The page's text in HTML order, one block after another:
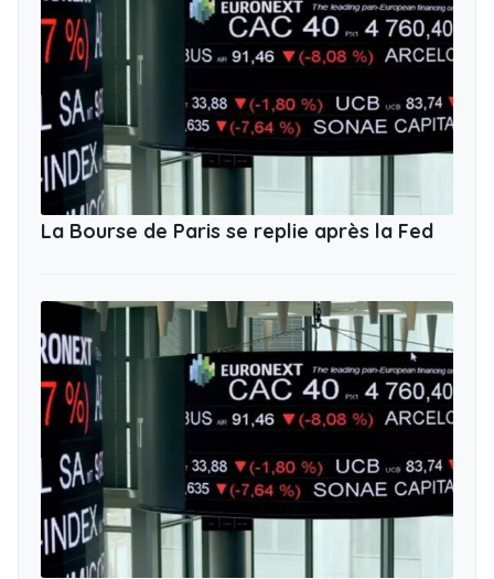
La Bourse de Paris se replie après la Fed